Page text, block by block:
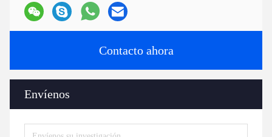
Contacto ahora
Envíenos